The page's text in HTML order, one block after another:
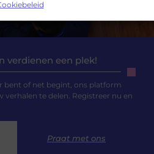
verdienen een plek!
bent of net begint, ons platform
te delen. Registreer nu en
Praat met ons